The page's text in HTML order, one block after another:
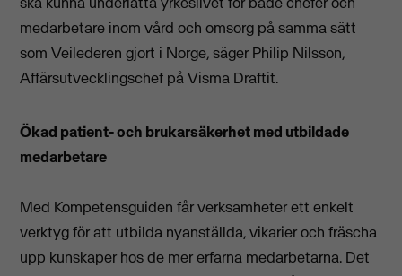
medarbetare inom vård och omsorg på samma sätt
som Veilederen gjort i Norge, säger Philip Nilsson,
Affärsutvecklingschef på Visma Draftit.
Ökad patient- och brukarsäkerhet med utbildade
medarbetare
Med Kompetensguiden får verksamheter ett enkelt
verktyg för att utbilda nyanställda, vikarier och fräscha
upp kunskaper hos de mer erfarna medarbetarna. Det